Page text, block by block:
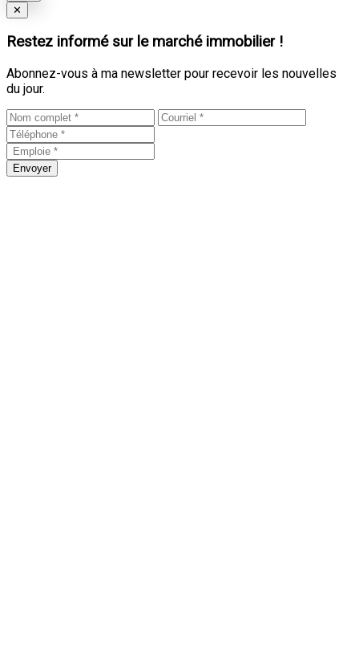
Close
✕
Restez informé sur le marché immobilier !
Abonnez-vous à ma newsletter pour recevoir les nouvelles
du jour.
Envoyer